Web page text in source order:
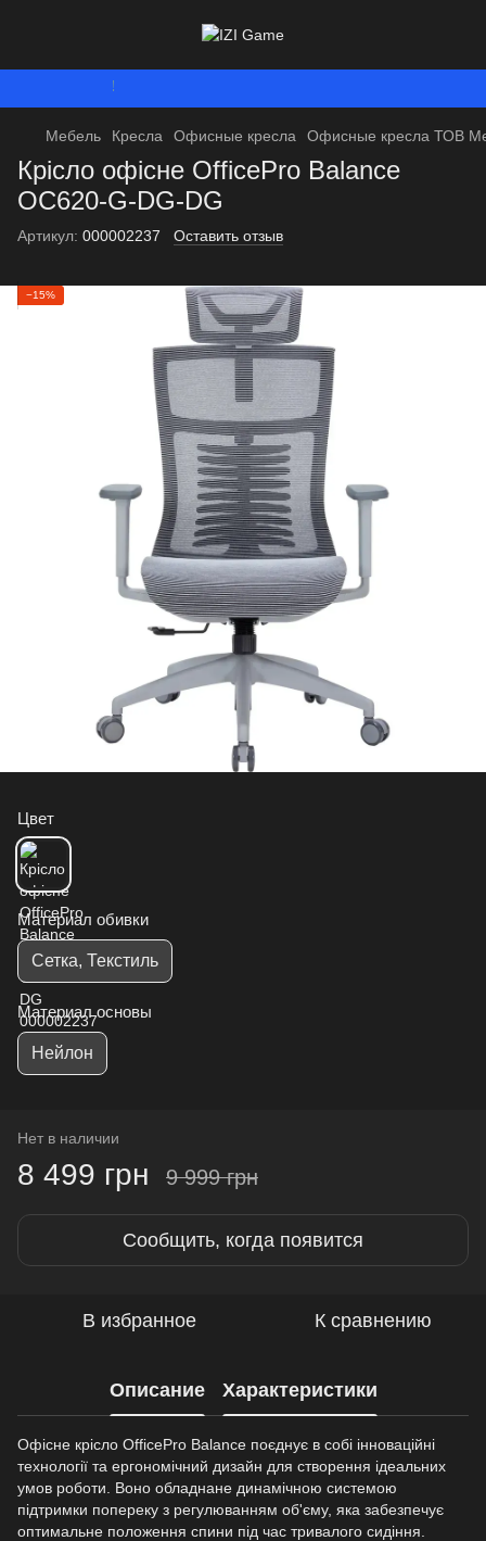
Мебель Кресла Офисные кресла Офисные кресла ТОВ
Крісло офісне OfficePro Balance
OC620-G-DG-DG
Артикул: 000002237 Оставить отзыв
−15%
Цвет
Материал обивки
Сетка, Текстиль
Материал основы
Нейлон
Нет в наличии
8 499 грн 9 999 грн
Сообщить, когда появится
В избранное К сравнению
Описание Характеристики
Офісне крісло OfficePro Balance поєднує в собі інноваційні
технології та ергономічний дизайн для створення ідеальних
умов роботи. Воно обладнане динамічною системою
підтримки попереку з регулюванням об'єму, яка забезпечує
оптимальне положення спини під час тривалого сидіння.